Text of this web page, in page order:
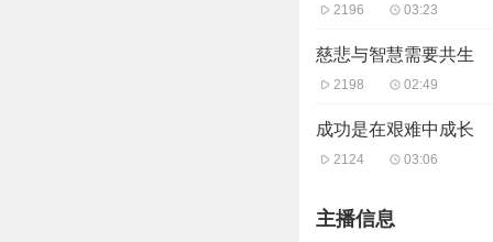
2196 03:23
慈悲与智慧需要共生
2198 02:49
成功是在艰难中成长
2124 03:06
主播信息